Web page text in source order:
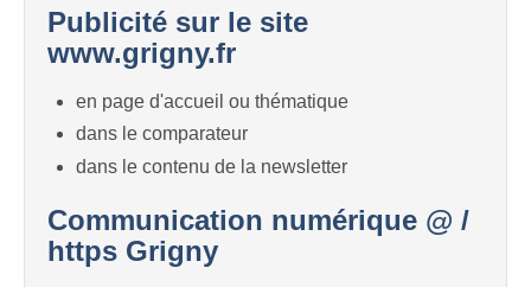
Publicité sur le site
www.grigny.fr
en page d'accueil ou thématique
dans le comparateur
dans le contenu de la newsletter
Communication numérique @ /
https Grigny